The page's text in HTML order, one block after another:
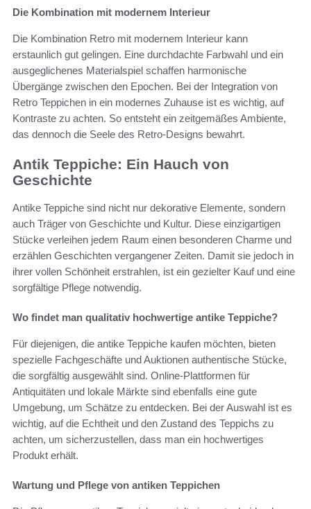
Die Kombination mit modernem Interieur
Die Kombination Retro mit modernem Interieur kann
erstaunlich gut gelingen. Eine durchdachte Farbwahl und ein
ausgeglichenes Materialspiel schaffen harmonische
Übergänge zwischen den Epochen. Bei der Integration von
Retro Teppichen in ein modernes Zuhause ist es wichtig, auf
Kontraste zu achten. So entsteht ein zeitgemäßes Ambiente,
das dennoch die Seele des Retro-Designs bewahrt.
Antik Teppiche: Ein Hauch von
Geschichte
Antike Teppiche sind nicht nur dekorative Elemente, sondern
auch Träger von Geschichte und Kultur. Diese einzigartigen
Stücke verleihen jedem Raum einen besonderen Charme und
erzählen Geschichten vergangener Zeiten. Damit sie jedoch in
ihrer vollen Schönheit erstrahlen, ist ein gezielter Kauf und eine
sorgfältige Pflege notwendig.
Wo findet man qualitativ hochwertige antike Teppiche?
Für diejenigen, die antike Teppiche kaufen möchten, bieten
spezielle Fachgeschäfte und Auktionen authentische Stücke,
die sorgfältig ausgewählt sind. Online-Plattformen für
Antiquitäten und lokale Märkte sind ebenfalls eine gute
Umgebung, um Schätze zu entdecken. Bei der Auswahl ist es
wichtig, auf die Echtheit und den Zustand des Teppichs zu
achten, um sicherzustellen, dass man ein hochwertiges
Produkt erhält.
Wartung und Pflege von antiken Teppichen